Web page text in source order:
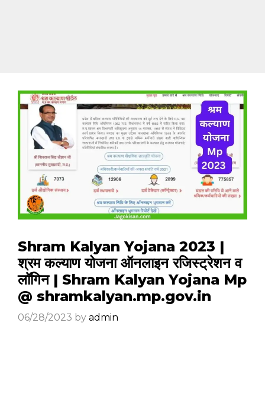
Shram Kalyan Yojana 2023 |
श्रम कल्याण योजना ऑनलाइन रजिस्ट्रेशन व
लॉगिन | Shram Kalyan Yojana Mp
@ shramkalyan.mp.gov.in
06/28/2023 by admin